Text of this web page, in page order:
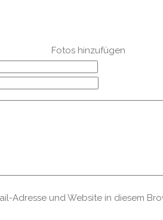
Fotos hinzufügen
Adresse und Website in diesem